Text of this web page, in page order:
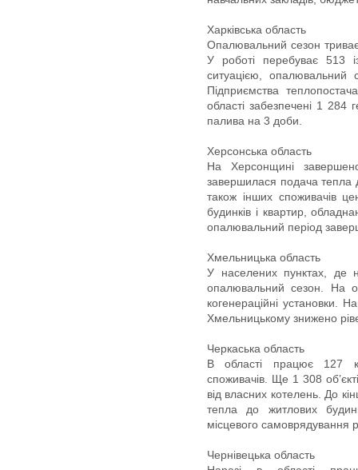
Харківська область
Опалювальний сезон
У роботі перебуває 513
ситуацією,
Підприємства
області забезпечені 1 284
палива на 3 доби.
Херсонська область
На Херсонщині
завершилася подача тепла
також інших споживачів
будинків і квартир,
опалювальний період
Хмельницька область
У населених пунктах, де
опалювальний сезон. На
когенераційні установки.
Хмельницькому знижено
Черкаська область
В області працює 127
споживачів. Ще 1 308
від власних котелень. До
тепла до житлових
місцевого самоврядування
Чернівецька область